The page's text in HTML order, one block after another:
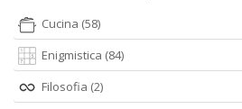
Cucina (58)
Enigmistica (84)
Filosofia (2)